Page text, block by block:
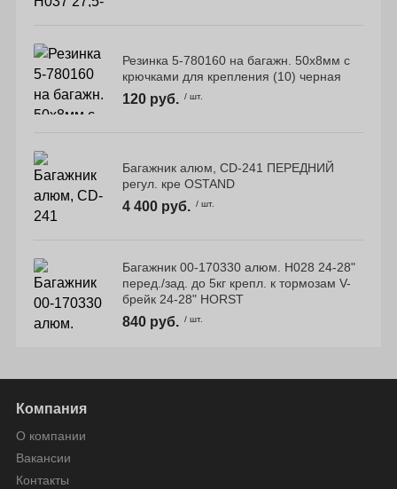
Резинка 5-780160 на багажн. 50х8мм с
крючками для крепления (10) черная
120 руб. / шт.
Багажник алюм, CD-241 ПЕРЕДНИЙ
регул. кре OSTAND
4 400 руб. / шт.
Багажник 00-170330 алюм. H028 24-28"
перед./зад. до 5кг крепл. к тормозам V-
брейк 24-28" HORST
840 руб. / шт.
Компания
О компании
Вакансии
Контакты